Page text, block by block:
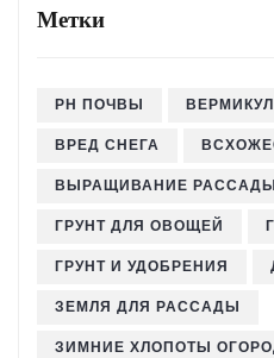
Метки
PH ПОЧВЫ
ВРЕД СНЕГА
ВЫРАЩИВАНИЕ РАССАДЫ
ГРУНТ ДЛЯ ОВОЩЕЙ
ГРУНТ И УДОБРЕНИЯ
ЗЕМЛЯ ДЛЯ РАССАДЫ
ЗИМНИЕ ХЛОПОТЫ